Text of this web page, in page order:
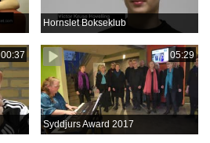
Hornslet Bokseklub
00:37 05:29
Syddjurs Award 2017